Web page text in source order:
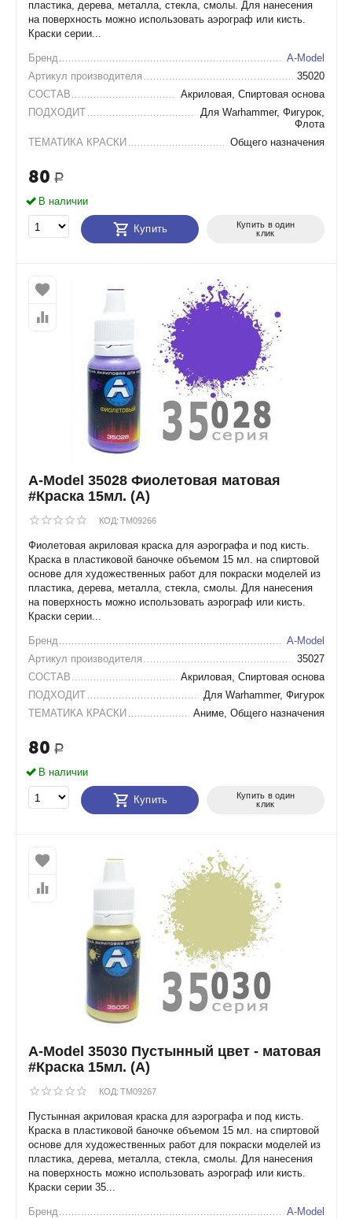
пластика, дерева, металла, стекла, смолы. Для нанесения
на поверхность можно использовать аэрограф или кисть.
Краски серии...
Бренд
A-Model
Артикул производителя
35020
СОСТАВ
Акриловая, Спиртовая основа
ПОДХОДИТ
Для Warhammer, Фигурок,
Флота
ТЕМАТИКА КРАСКИ
Общего назначения
80 Р
В наличии
Купить
Купить в один
клик
A-Model 35028 Фиолетовая матовая
#Краска 15мл. (А)
КОД: TM09266
Фиолетовая акриловая краска для аэрографа и под кисть.
Краска в пластиковой баночке объемом 15 мл. на спиртовой
основе для художественных работ для покраски моделей из
пластика, дерева, металла, стекла, смолы. Для нанесения
на поверхность можно использовать аэрограф или кисть.
Краски серии...
Бренд
A-Model
Артикул производителя
35027
СОСТАВ
Акриловая, Спиртовая основа
ПОДХОДИТ
Для Warhammer, Фигурок
ТЕМАТИКА КРАСКИ
Аниме, Общего назначения
80 Р
В наличии
Купить
Купить в один
клик
A-Model 35030 Пустынный цвет - матовая
#Краска 15мл. (А)
КОД: TM09267
Пустынная акриловая краска для аэрографа и под кисть.
Краска в пластиковой баночке объемом 15 мл. на спиртовой
основе для художественных работ для покраски моделей из
пластика, дерева, металла, стекла, смолы. Для нанесения
на поверхность можно использовать аэрограф или кисть.
Краски серии 35...
Бренд
A-Model